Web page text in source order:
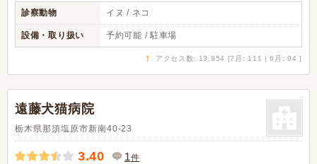
診察動物 イヌ / ネコ
設備・取り扱い 予約可能 / 駐車場
↑ アクセス数: 13,954 [7月: 111 | 6月: 94 ]
遠藤犬猫病院
栃木県那須塩原市新南40-23
3.40 1件